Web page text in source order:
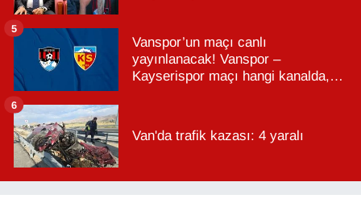
Vanspor’un maçı canlı
yayınlanacak! Vanspor –
Kayserispor maçı hangi kanalda,
5
Van'da trafik kazası: 4 yaralı
6